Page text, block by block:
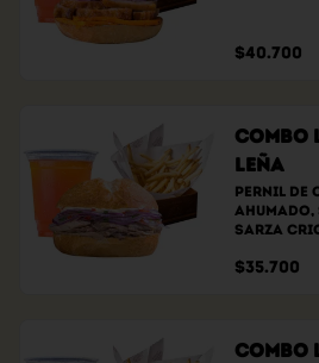
$40.700
Combo
Leña
Pernil de
sarza
a
$35.700
Combo